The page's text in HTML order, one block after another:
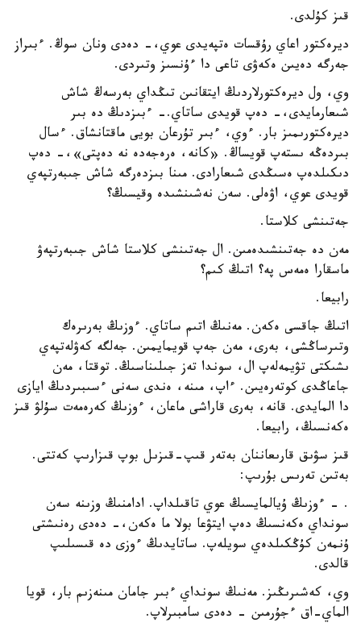
قىز كۇلدى.
ديرەكتور اعاي رۇقسات ەتپەيدى عوي،- دەدى ونان سوڭ. ءبىراز
جەرگە دەيىن ەكەۋى تاعى دا ءۇنسىز وتىردى.
وي، ول ديرەكتورلاردىڭ ايتقانىن تىڭداي بەرسەڭ شاش
شىعارمايدى،- دەپ قويدى ساتاي.- ءبىزدىڭ دە بىر
ديرەكتورىمىز بار. ءوي، ءبىر تۇرعان بويى ماقتانشاق. ءسال
بىردەڭە ىستەپ قويساڭ. «كانە، ەرەجەدە نە دەپتى»،- دەپ
دىكىلدەپ ەسىڭدى شىعارادى. مىنا بىزدەرگە شاش جىبەرتپەي
قويدى عوي، اۋەلى. سەن نەشىنشىدە وقيسىڭ؟
جەتىنشى كلاستا.
مەن دە جەتىنشىدەمىن. ال جەتىنشى كلاستا شاش جىبەرتپەۋ
ماسقارا ەمەس پە؟ اتىڭ كىم؟
رابيعا.
اتىڭ جاقسى ەكەن. مەنىڭ اتىم ساتاي. ءوزىڭ بەرىرەك
وتىرساڭشى، بەرى، مەن جەپ قويمايمىن. جەلگە كەۋلەتپەي
ىشىكتى تۋيمەلەپ ال، سوندا تەز جىلىناسىڭ. توقتا، مەن
جاعاڭدى كوتەرەيىن. ءاپ، مىنە، ەندى سەنى ءسىبىردىڭ ايازى
دا المايدى. قانە، بەرى قاراشى ماعان، ءوزىڭ كەرەمەت سۇلۋ قىز
ەكەنسىڭ، رابيعا.
قىز سۋىق قارىعاننان بەتەر قىپ-قىزىل بوپ قىزارىپ كەتتى.
بەتىن تەرىس بۇرىپ:
. - ءوزىڭ ۇيالمايسىڭ عوي تاقىلداپ. ادامنىڭ وزىنە سەن
سونداي ەكەنسىڭ دەپ ايتۋعا بولا ما ەكەن،- دەدى رەنىشتى
ۇنمەن كۇڭكىلدەي سويلەپ. ساتايدىڭ ءوزى دە قىسىلىپ
قالدى.
وي، كەشىرىڭىز. مەنىڭ سونداي ءبىر جامان مىنەزىم بار، قويا
الماي-اق ءجۇرمىن - دەدى سامبىرلاپ.